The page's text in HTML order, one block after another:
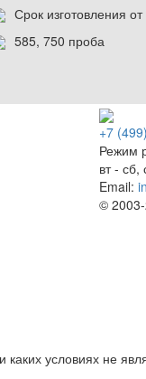
Срок изготовления
585, 750 проба
+7
Режим
вт - сб,
Email:
©
условиях не